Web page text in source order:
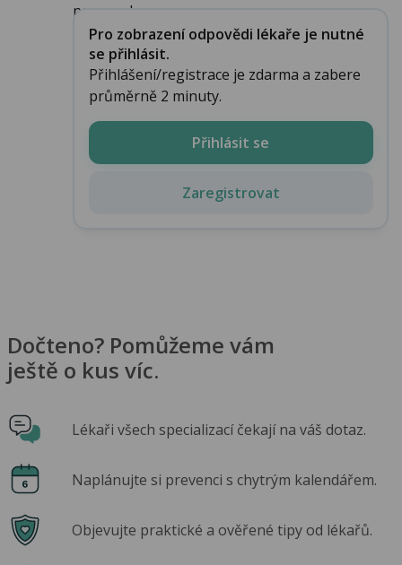
nepomohou... ...
Pro zobrazení odpovědi lékaře je nutné
se přihlásit.
Přihlášení/registrace je zdarma a zabere
průměrně 2 minuty.
Přihlásit se
Zaregistrovat
Dočteno? Pomůžeme vám
ještě o kus víc.
Lékaři všech specializací čekají na váš dotaz.
Naplánujte si prevenci s chytrým kalendářem.
Objevujte praktické a ověřené tipy od lékařů.